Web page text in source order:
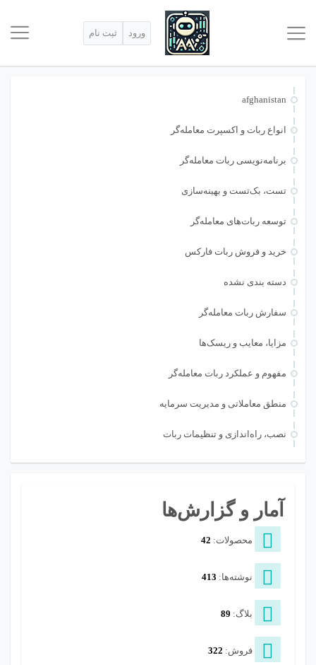
ورود ثبت نام
afghanistan
انواع ربات و اکسپرت معامله‌گر
برنامه‌نویسی ربات معامله‌گر
تست، بک‌تست و بهینه‌سازی
توسعه ربات‌های معامله‌گر
خرید و فروش ربات فارکس
دسته بندی نشده
سفارش ربات معامله‌گر
مزایا، معایب و ریسک‌ها
مفهوم و عملکرد ربات معامله‌گر
منطق معاملاتی و مدیریت سرمایه
نصب، راه‌اندازی و تنظیمات ربات
آمار و گزارش‌ها
محصولات: 42
نوشته‌ها: 413
بلاگ: 89
فروش: 322